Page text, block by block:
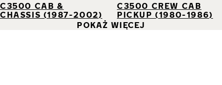
C3500 CAB &
CHASSIS (1987-2002)
C3500 CREW CAB
PICKUP (1980-1986)
POKAŻ WIĘCEJ